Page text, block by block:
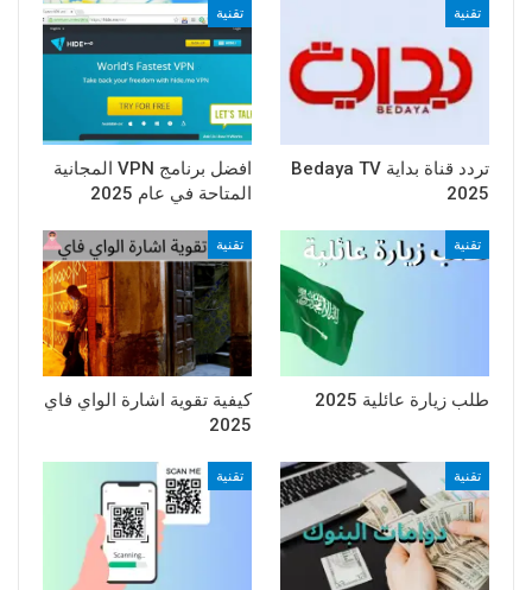
تقنية
تردد قناة بداية Bedaya TV
2025
تقنية
افضل برنامج VPN المجانية
المتاحة في عام 2025
تقنية
طلب زيارة عائلية 2025
تقنية
كيفية تقوية اشارة الواي فاي
2025
تقنية تقنية